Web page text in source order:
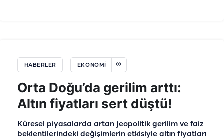
HABERLER EKONOMI
Orta Doğu’da gerilim arttı:
Altın fiyatları sert düştü!
Küresel piyasalarda artan jeopolitik gerilim ve faiz
beklentilerindeki değişimlerin etkisiyle altın fiyatları